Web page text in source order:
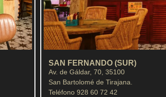
SAN FERNANDO (SUR)
Av. de Gáldar, 70, 35100
San Bartolomé de Tirajana.
Teléfono 928 60 72 42